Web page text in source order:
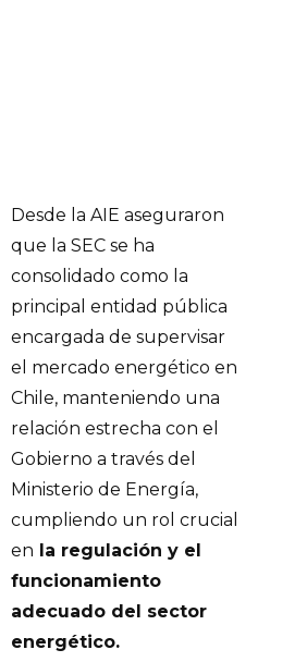
Desde la AIE aseguraron
que la SEC se ha
consolidado como la
principal entidad pública
encargada de supervisar
el mercado energético en
Chile, manteniendo una
relación estrecha con el
Gobierno a través del
Ministerio de Energía,
cumpliendo un rol crucial
en la regulación y el
funcionamiento
adecuado del sector
energético.